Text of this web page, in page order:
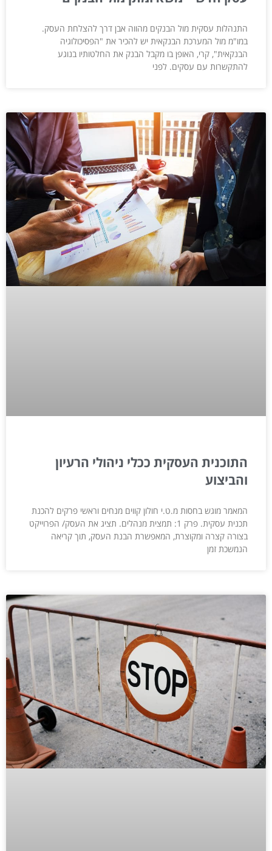
התנהלות עסקית מול הבנקים מהווה אבן דרך להצלחת העסק.
במו"מ מול המערכת הבנקאית יש להכיר את "הפסיכולוגיה
הבנקאית", קרי, האופן בו מקבל הבנק את החלטותיו בנוגע
להתקשרות עם עסקים. לפני
התוכנית העסקית ככלי ניהולי הרעיון
והביצוע
המאמר מוגש בחסות מ.ט.י חולון קווים מנחים וראשי פרקים להכנת
תכנית עסקית. פרק 1: תמצית מנהלים. תציג את העסק/ הפרוייקט
בצורה קצרה ומקוצרת, המאפשרת הבנת העסק, תוך קריאה
הנמשכת זמן